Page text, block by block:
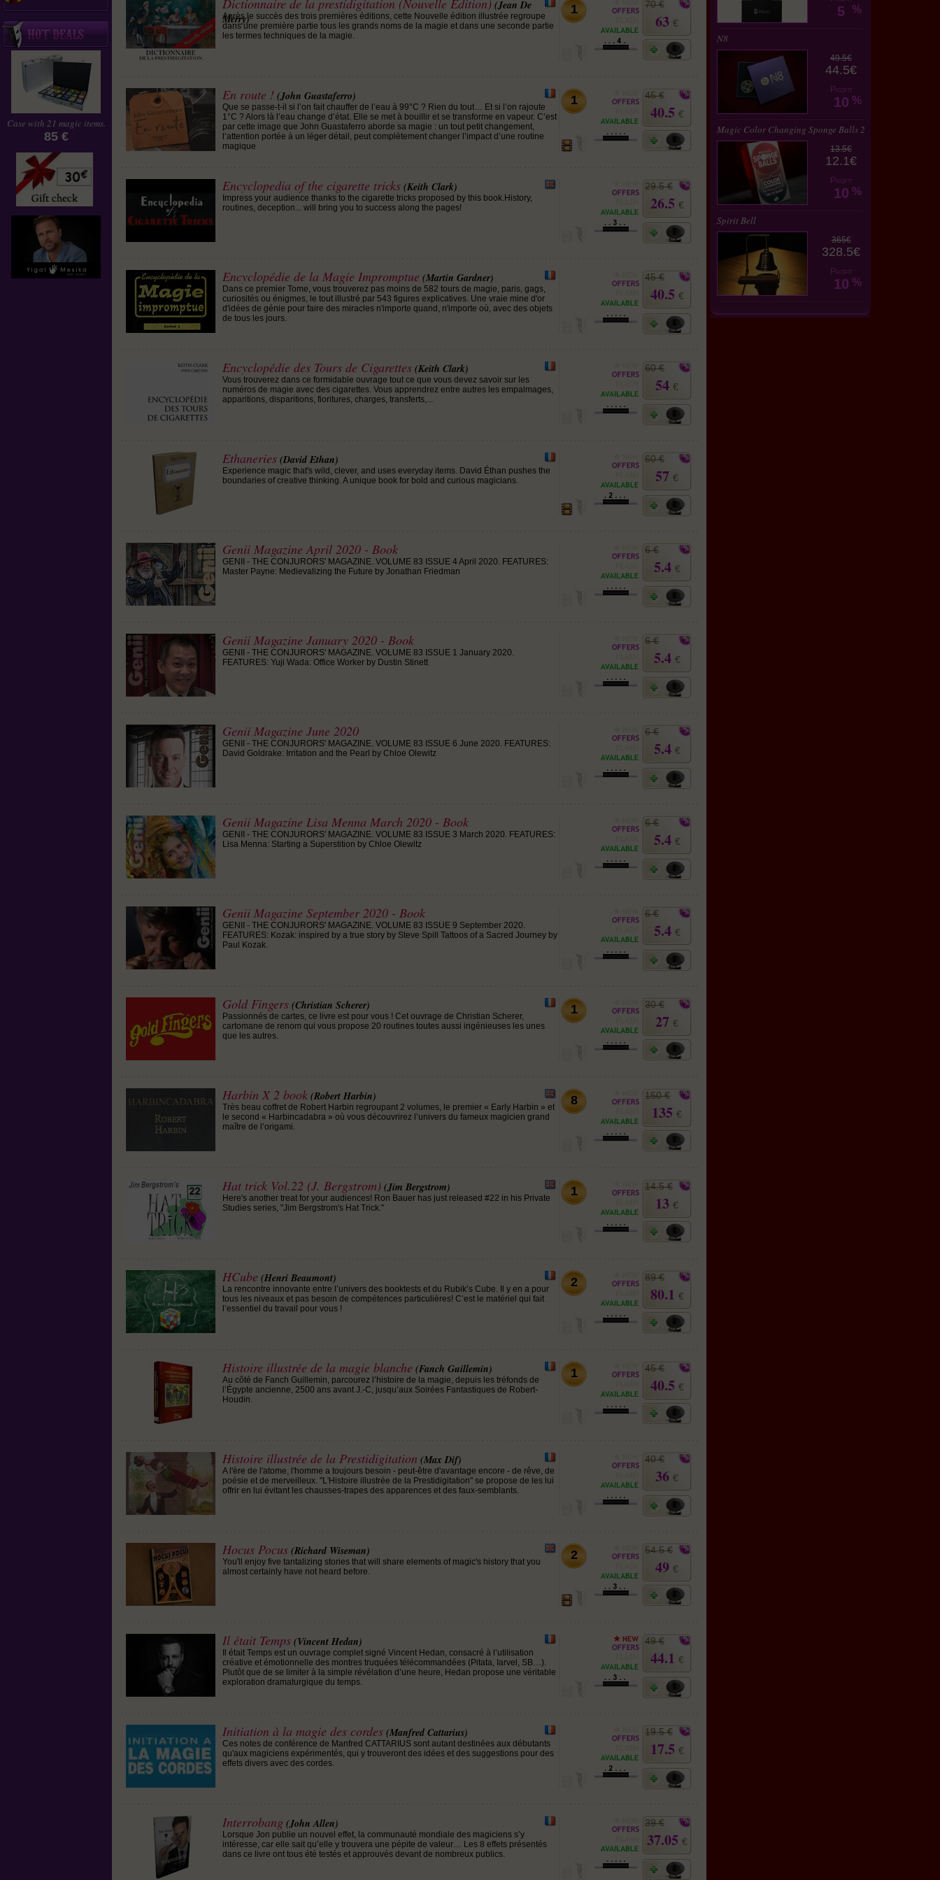
Case with 21 magic items.
85 €
Dictionnaire de la prestidigitation (Nouvelle Edition) (Jean De
Merry)
Après le succès des trois premières éditions, cette Nouvelle édition illustrée regroupe
dans une première partie tous les grands noms de la magie et dans une seconde partie
les termes techniques de la magie.
1 70 €
63 €
En route ! (John Guastaferro)
Que se passe-t-il si l’on fait chauffer de l’eau à 99°C ? Rien du tout… Et si l’on rajoute
1°C ? Alors là l’eau change d’état. Elle se met à bouillir et se transforme en vapeur. C’est
par cette image que John Guastaferro aborde sa magie : un tout petit changement,
l’attention portée à un léger détail, peut complètement changer l’impact d’une routine
magique
1 45 €
40.5 €
Encyclopedia of the cigarette tricks (Keith Clark)
Impress your audience thanks to the cigarette tricks proposed by this book.History,
routines, deception... will bring you to success along the pages!
29.5 €
26.5 €
Encyclopédie de la Magie Impromptue (Martin Gardner)
Dans ce premier Tome, vous trouverez pas moins de 582 tours de magie, paris, gags,
curiosités ou énigmes, le tout illustré par 543 figures explicatives. Une vraie mine d'or
d'idées de génie pour faire des miracles n'importe quand, n'importe où, avec des objets
de tous les jours.
45 €
40.5 €
Encyclopédie des Tours de Cigarettes (Keith Clark)
Vous trouverez dans ce formidable ouvrage tout ce que vous devez savoir sur les
numéros de magie avec des cigarettes. Vous apprendrez entre autres les empalmages,
apparitions, disparitions, fioritures, charges, transferts,...
60 €
54 €
Ethaneries (David Ethan)
Experience magic that's wild, clever, and uses everyday items. David Éthan pushes the
boundaries of creative thinking. A unique book for bold and curious magicians.
60 €
57 €
Genii Magazine April 2020 - Book
GENII - THE CONJURORS' MAGAZINE. VOLUME 83 ISSUE 4 April 2020. FEATURES:
Master Payne: Medievalizing the Future by Jonathan Friedman
6 €
5.4 €
Genii Magazine January 2020 - Book
GENII - THE CONJURORS' MAGAZINE. VOLUME 83 ISSUE 1 January 2020.
FEATURES: Yuji Wada: Office Worker by Dustin Stinett
6 €
5.4 €
Genii Magazine June 2020
GENII - THE CONJURORS' MAGAZINE. VOLUME 83 ISSUE 6 June 2020. FEATURES:
David Goldrake: Irritation and the Pearl by Chloe Olewitz
6 €
5.4 €
Genii Magazine Lisa Menna March 2020 - Book
GENII - THE CONJURORS' MAGAZINE. VOLUME 83 ISSUE 3 March 2020. FEATURES:
Lisa Menna: Starting a Superstition by Chloe Olewitz
6 €
5.4 €
Genii Magazine September 2020 - Book
GENII - THE CONJURORS' MAGAZINE. VOLUME 83 ISSUE 9 September 2020.
FEATURES: Kozak: inspired by a true story by Steve Spill Tattoos of a Sacred Journey by
Paul Kozak.
6 €
5.4 €
Gold Fingers (Christian Scherer)
Passionnés de cartes, ce livre est pour vous ! Cet ouvrage de Christian Scherer,
cartomane de renom qui vous propose 20 routines toutes aussi ingénieuses les unes
que les autres.
1 30 €
27 €
Harbin X 2 book (Robert Harbin)
Très beau coffret de Robert Harbin regroupant 2 volumes, le premier « Early Harbin » et
le second « Harbincadabra » où vous découvrirez l’univers du fameux magicien grand
maître de l’origami.
8 150 €
135 €
Hat trick Vol.22 (J. Bergstrom) (Jim Bergstrom)
Here's another treat for your audiences! Ron Bauer has just released #22 in his Private
Studies series, "Jim Bergstrom's Hat Trick."
1 14.5 €
13 €
HCube (Henri Beaumont)
La rencontre innovante entre l’univers des booktests et du Rubik’s Cube. Il y en a pour
tous les niveaux et pas besoin de compétences particulières! C’est le matériel qui fait
l’essentiel du travail pour vous !
2 89 €
80.1 €
Histoire illustrée de la magie blanche (Fanch Guillemin)
Au côté de Fanch Guillemin, parcourez l’histoire de la magie, depuis les tréfonds de
l’Égypte ancienne, 2500 ans avant J.-C, jusqu’aux Soirées Fantastiques de Robert-
Houdin.
1 45 €
40.5 €
Histoire illustrée de la Prestidigitation (Max Dif)
A l'ère de l'atome, l'homme a toujours besoin - peut-être d'avantage encore - de rêve, de
poésie et de merveilleux. "L'Histoire illustrée de la Prestidigitation" se propose de les lui
offrir en lui évitant les chausses-trapes des apparences et des faux-semblants.
40 €
36 €
Hocus Pocus (Richard Wiseman)
You'll enjoy five tantalizing stories that will share elements of magic's history that you
almost certainly have not heard before.
2 54.5 €
49 €
Il était Temps (Vincent Hedan)
Il était Temps est un ouvrage complet signé Vincent Hedan, consacré à l’utilisation
créative et émotionnelle des montres truquées télécommandées (Pitata, Iarvel, SB…).
Plutôt que de se limiter à la simple révélation d’une heure, Hedan propose une véritable
exploration dramaturgique du temps.
49 €
44.1 €
Initiation à la magie des cordes (Manfred Cattarius)
Ces notes de conférence de Manfred CATTARIUS sont autant destinées aux débutants
qu'aux magiciens expérimentés, qui y trouveront des idées et des suggestions pour des
effets divers avec des cordes.
19.5 €
17.5 €
Interrobang (John Allen)
Lorsque Jon publie un nouvel effet, la communauté mondiale des magiciens s’y
intéresse, car elle sait qu’elle y trouvera une pépite de valeur… Les 8 effets présentés
dans ce livre ont tous été testés et approuvés devant de nombreux publics.
39 €
37.05 €
5 %
N8
49.5€
44.5€
Profit
10 %
Magic Color Changing Sponge Balls 2
13.5€
12.1€
Profit
10 %
Spirit Bell
365€
328.5€
Profit
10 %